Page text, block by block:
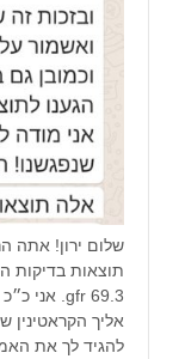
שלום ירון! אתה
להגיד לך את